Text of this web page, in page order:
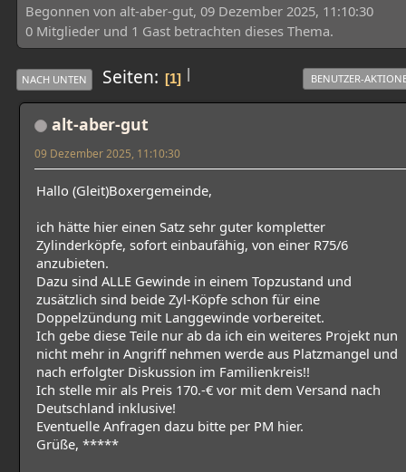
Begonnen von alt-aber-gut, 09 Dezember 2025, 11:10:30
0 Mitglieder und 1 Gast betrachten dieses Thema.
|
NACH UNTEN Seiten 1 BENUTZER-
alt-aber-gut
09 Dezember 2025, 11:10:30
Hallo (Gleit)Boxergemeinde,
ich hätte hier einen Satz sehr guter kompletter
Zylinderköpfe, sofort einbaufähig, von einer R75/6
anzubieten.
Dazu sind ALLE Gewinde in einem Topzustand und
zusätzlich sind beide Zyl-Köpfe schon für eine
Doppelzündung mit Langgewinde vorbereitet.
Ich gebe diese Teile nur ab da ich ein weiteres Projekt nun
nicht mehr in Angriff nehmen werde aus Platzmangel und
nach erfolgter Diskussion im Familienkreis!!
Ich stelle mir als Preis 170.-€ vor mit dem Versand nach
Deutschland inklusive!
Eventuelle Anfragen dazu bitte per PM hier.
Grüße, *****